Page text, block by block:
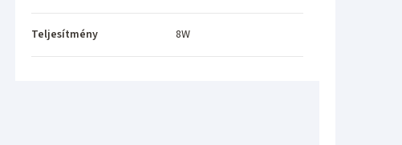
Teljesítmény 8W